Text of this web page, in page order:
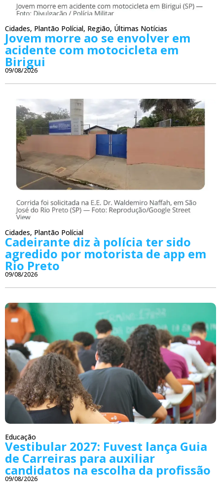
Cidades, Plantão Polícial, Região, Últimas Notícias
Jovem morre ao se envolver em
acidente com motocicleta em
Birigui
09/08/2026
Cidades, Plantão Polícial
Cadeirante diz à polícia ter sido
agredido por motorista de app em
Rio Preto
09/08/2026
Educação
Vestibular 2027: Fuvest lança Guia
de Carreiras para auxiliar
candidatos na escolha da profissão
09/08/2026